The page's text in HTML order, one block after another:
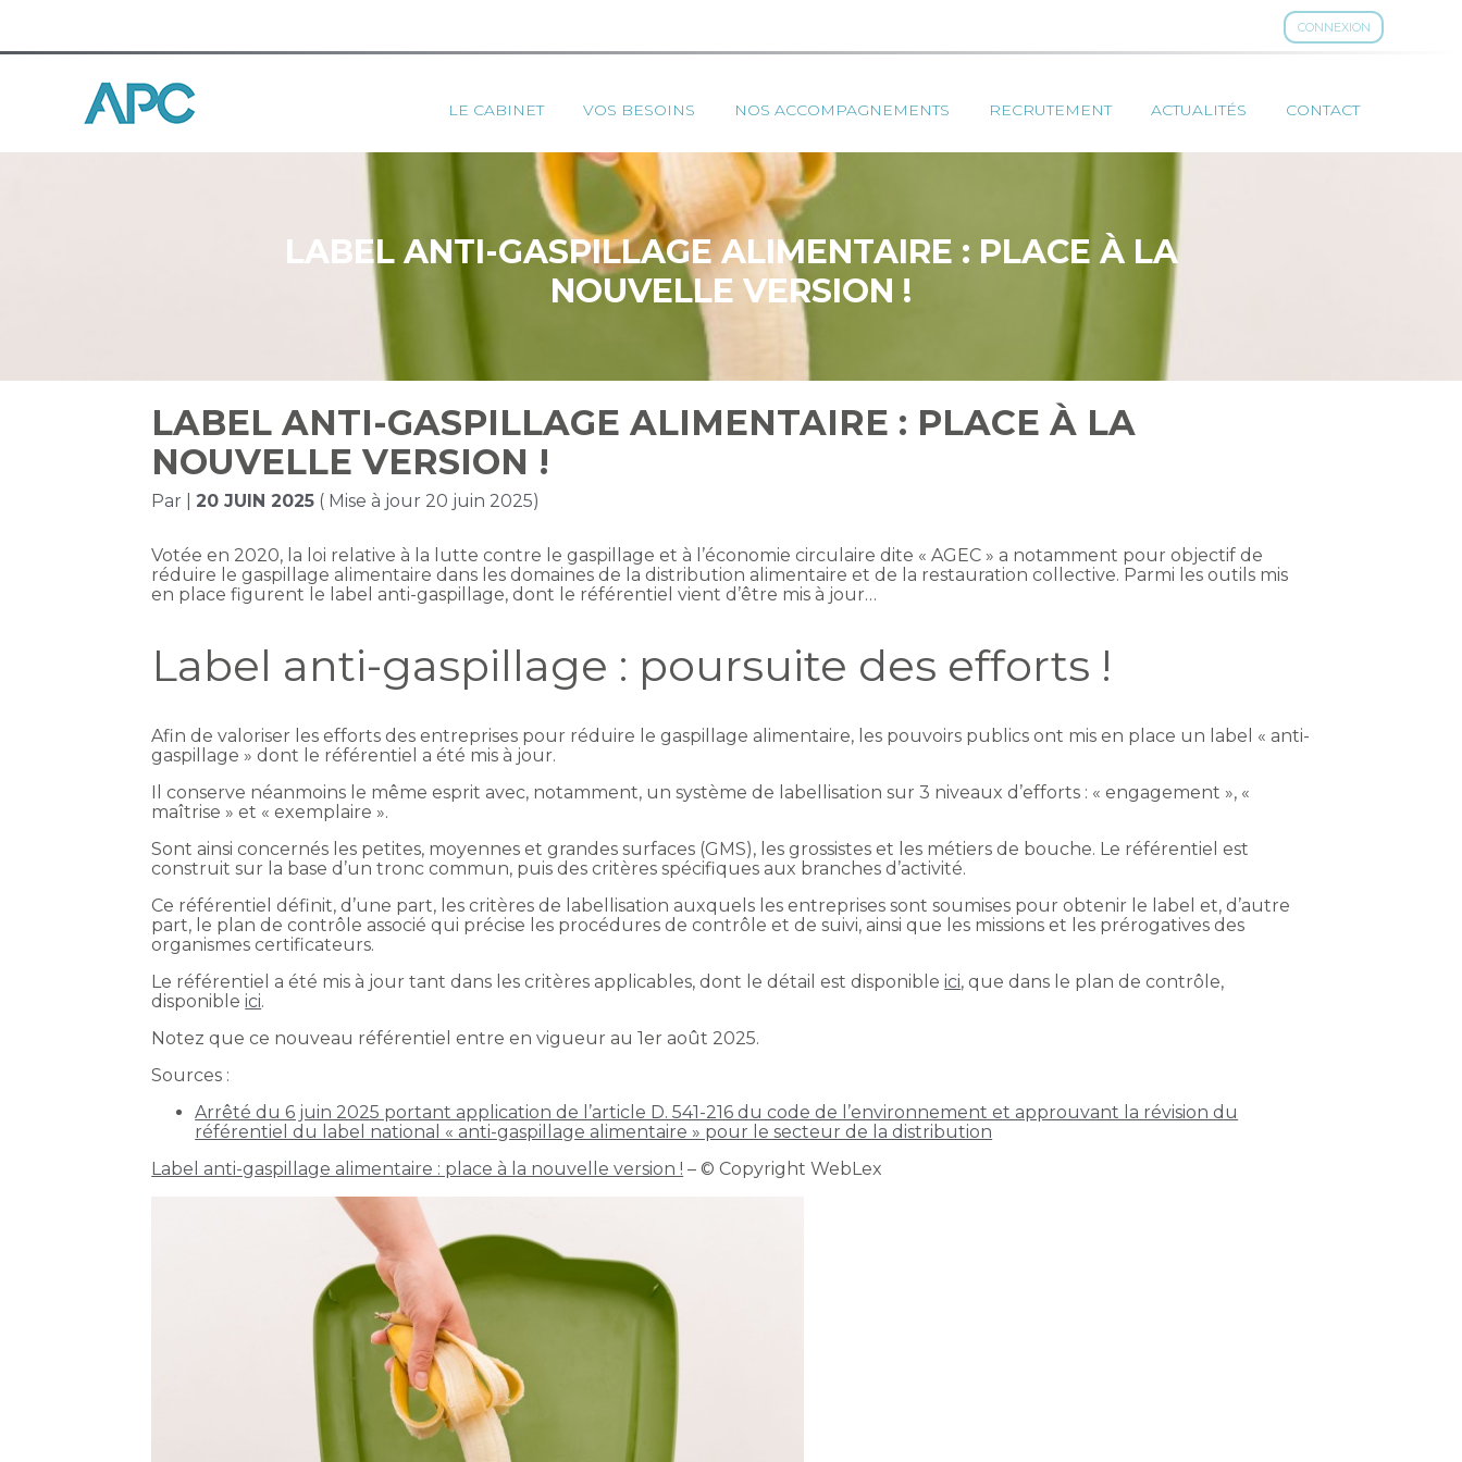
CONNEXION
au
Principal
LE CABINET VOS BESOINS NOS ACCOMPAGNEMENTS RECRUTEMENT ACTUALITÉS CONTACT
LABEL ANTI-GASPILLAGE ALIMENTAIRE : PLACE À LA
NOUVELLE VERSION !
LABEL ANTI-GASPILLAGE ALIMENTAIRE : PLACE À LA
NOUVELLE VERSION !
Par |20 JUIN 2025 ( Mise à jour 20 juin 2025)
Votée en 2020, la loi relative à la lutte contre le gaspillage et à l’économie circulaire dite « AGEC » a notamment pour objectif de
réduire le gaspillage alimentaire dans les domaines de la distribution alimentaire et de la restauration collective. Parmi les outils mis
en place figurent le label anti-gaspillage, dont le référentiel vient d’être mis à jour…
Label anti-gaspillage : poursuite des efforts !
Afin de valoriser les efforts des entreprises pour réduire le gaspillage alimentaire, les pouvoirs publics ont mis en place un label « anti-
gaspillage » dont le référentiel a été mis à jour.
Il conserve néanmoins le même esprit avec, notamment, un système de labellisation sur 3 niveaux d’efforts : « engagement », «
maîtrise » et « exemplaire ».
Sont ainsi concernés les petites, moyennes et grandes surfaces (GMS), les grossistes et les métiers de bouche. Le référentiel est
construit sur la base d’un tronc commun, puis des critères spécifiques aux branches d’activité.
Ce référentiel définit, d’une part, les critères de labellisation auxquels les entreprises sont soumises pour obtenir le label et, d’autre
part, le plan de contrôle associé qui précise les procédures de contrôle et de suivi, ainsi que les missions et les prérogatives des
organismes certificateurs.
Le référentiel a été mis à jour tant dans les critères applicables, dont le détail est disponibleici, que dans le plan de contrôle,
disponibleici.
Notez que ce nouveau référentiel entre en vigueur au 1er août 2025.
Sources :
Arrêté du 6 juin 2025 portant application de l’article D. 541-216 du code de l’environnement et approuvant la révision du
référentiel du label national « anti-gaspillage alimentaire » pour le secteur de la distribution
Label anti-gaspillage alimentaire : place à la nouvelle version ! – © Copyright WebLex